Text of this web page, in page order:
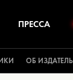
ПРЕССА
ОБ